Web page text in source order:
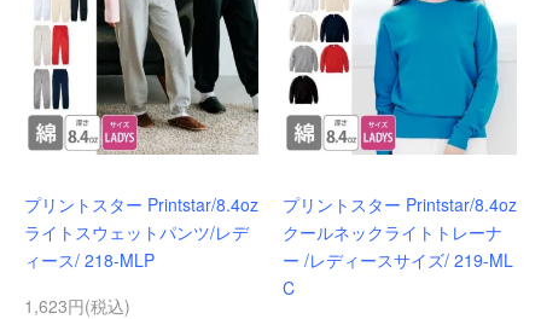
プリントスター Printstar/8.4oz
ライトスウェットパンツ/レデ
ィース/ 218-MLP
1,623円(税込)
プリントスター Printstar/8.4oz
クールネックライトトレーナ
ー /レディースサイズ/ 219-ML
C